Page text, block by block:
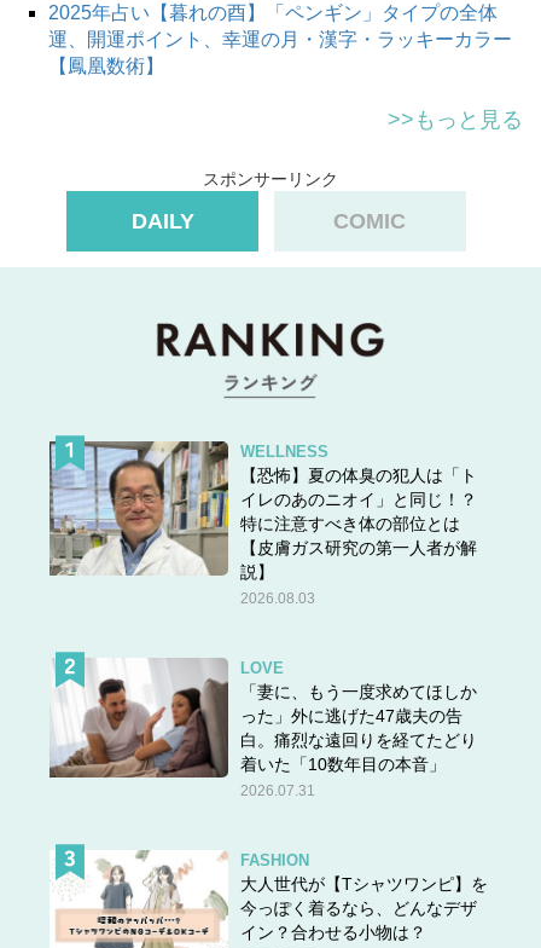
2025年占い【暮れの酉】「ペンギン」タイプの全体
運、開運ポイント、幸運の月・漢字・ラッキーカラー
【鳳凰数術】
>>もっと見る
スポンサーリンク
DAILY COMIC
WELLNESS
【恐怖】夏の体臭の犯人は「ト
イレのあのニオイ」と同じ！？
特に注意すべき体の部位とは
【皮膚ガス研究の第一人者が解
説】
2026.08.03
LOVE
「妻に、もう一度求めてほしか
った」外に逃げた47歳夫の告
白。痛烈な遠回りを経てたどり
着いた「10数年目の本音」
2026.07.31
FASHION
大人世代が【Tシャツワンピ】を
今っぽく着るなら、どんなデザ
イン？合わせる小物は？